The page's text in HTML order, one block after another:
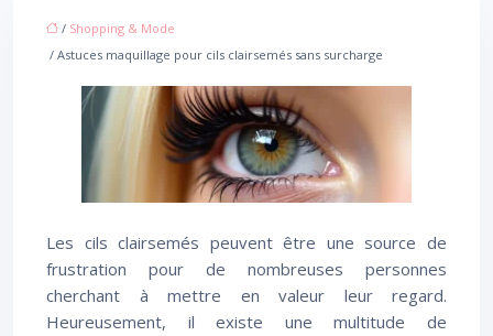
/ Shopping & Mode
/ Astuces maquillage pour cils clairsemés sans surcharge
Les cils clairsemés peuvent être une source de
frustration pour de nombreuses personnes
cherchant à mettre en valeur leur regard.
Heureusement, il existe une multitude de